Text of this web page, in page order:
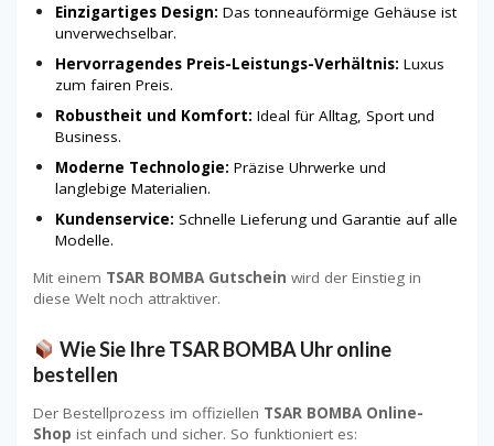
Einzigartiges Design: Das tonneauförmige Gehäuse ist
unverwechselbar.
Hervorragendes Preis-Leistungs-Verhältnis: Luxus
zum fairen Preis.
Robustheit und Komfort: Ideal für Alltag, Sport und
Business.
Moderne Technologie: Präzise Uhrwerke und
langlebige Materialien.
Kundenservice: Schnelle Lieferung und Garantie auf alle
Modelle.
Mit einem TSAR BOMBA Gutschein wird der Einstieg in
diese Welt noch attraktiver.
Wie Sie Ihre TSAR BOMBA Uhr online
bestellen
Der Bestellprozess im offiziellen TSAR BOMBA Online-
Shop ist einfach und sicher. So funktioniert es: